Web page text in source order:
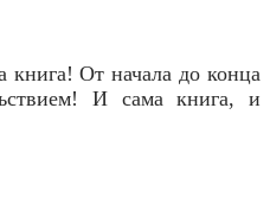
книга! От начала до конца
И сама книга, и